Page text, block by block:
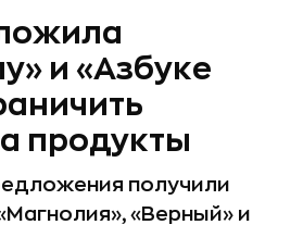
и «Азбуке
продукты
получили
«Верный» и